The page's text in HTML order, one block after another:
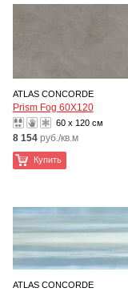
ATLAS CONCORDE
Prism Fog 60X120
60 x 120 см
8 154 руб./кв.м
Купить
ATLAS CONCORDE